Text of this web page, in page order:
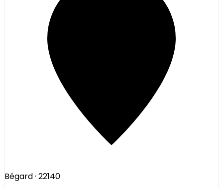
Bégard· 22140